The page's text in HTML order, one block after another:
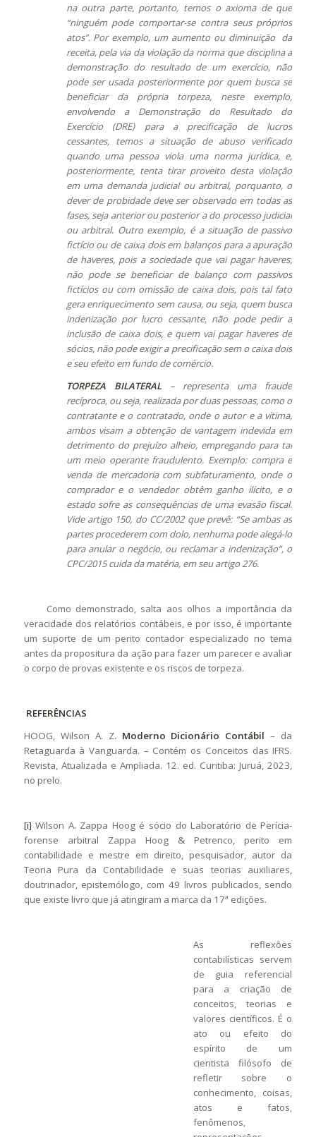
na outra parte, portanto, temos o axioma de que
“ninguém pode comportar-se contra seus próprios
atos”. Por exemplo, um aumento ou diminuição da
receita, pela via da violação da norma que disciplina a
demonstração do resultado de um exercício, não
pode ser usada posteriormente por quem busca se
beneficiar da própria torpeza, neste exemplo,
envolvendo a Demonstração do Resultado do
Exercício (DRE) para a precificação de lucros
cessantes, temos a situação de abuso verificado
quando uma pessoa viola uma norma jurídica, e,
posteriormente, tenta tirar proveito desta violação
em uma demanda judicial ou arbitral, porquanto, o
dever de probidade deve ser observado em todas as
fases, seja anterior ou posterior a do processo judicial
ou arbitral. Outro exemplo, é a situação de passivo
fictício ou de caixa dois em balanços para a apuração
de haveres, pois a sociedade que vai pagar haveres,
não pode se beneficiar de balanço com passivos
fictícios ou com omissão de caixa dois, pois tal fato
gera enriquecimento sem causa, ou seja, quem busca
indenização por lucro cessante, não pode pedir a
inclusão de caixa dois, e quem vai pagar haveres de
sócios, não pode exigir a precificação sem o caixa dois
e seu efeito em fundo de comércio.
TORPEZA BILATERAL– representa uma fraude
recíproca, ou seja, realizada por duas pessoas, como o
contratante e o contratado, onde o autor e a vítima,
ambos visam a obtenção de vantagem indevida em
detrimento do prejuízo alheio, empregando para tal
um meio operante fraudulento. Exemplo: compra e
venda de mercadoria com subfaturamento, onde o
comprador e o vendedor obtêm ganho ilícito, e o
estado sofre as consequências de uma evasão fiscal.
Vide artigo 150, do CC/2002 que prevê: “Se ambas as
partes procederem com dolo, nenhuma pode alegá-lo
para anular o negócio, ou reclamar a indenização”, o
CPC/2015 cuida da matéria, em seu artigo 276.
Como demonstrado, salta aos olhos a importância da
veracidade dos relatórios contábeis, e por isso, é importante
um suporte de um perito contador especializado no tema
antes da propositura da ação para fazer um parecer e avaliar
o corpo de provas existente e os riscos de torpeza.
REFERÊNCIAS
HOOG, Wilson A. Z. Moderno Dicionário Contábil – da
Retaguarda à Vanguarda. – Contém os Conceitos das IFRS.
Revista, Atualizada e Ampliada. 12. ed. Curitiba: Juruá, 2023,
no prelo.
[i] Wilson A. Zappa Hoog é sócio do Laboratório de Perícia-
forense arbitral Zappa Hoog & Petrenco, perito em
contabilidade e mestre em direito, pesquisador, autor da
Teoria Pura da Contabilidade e suas teorias auxiliares,
doutrinador, epistemólogo, com 49 livros publicados, sendo
que existe livro que já atingiram a marca da 17ª edições.
As reflexões
contabilísticas servem
de guia referencial
para a criação de
conceitos, teorias e
valores científicos. É o
ato ou efeito do
espírito de um
cientista filósofo de
refletir sobre o
conhecimento, coisas,
atos e fatos,
fenômenos,